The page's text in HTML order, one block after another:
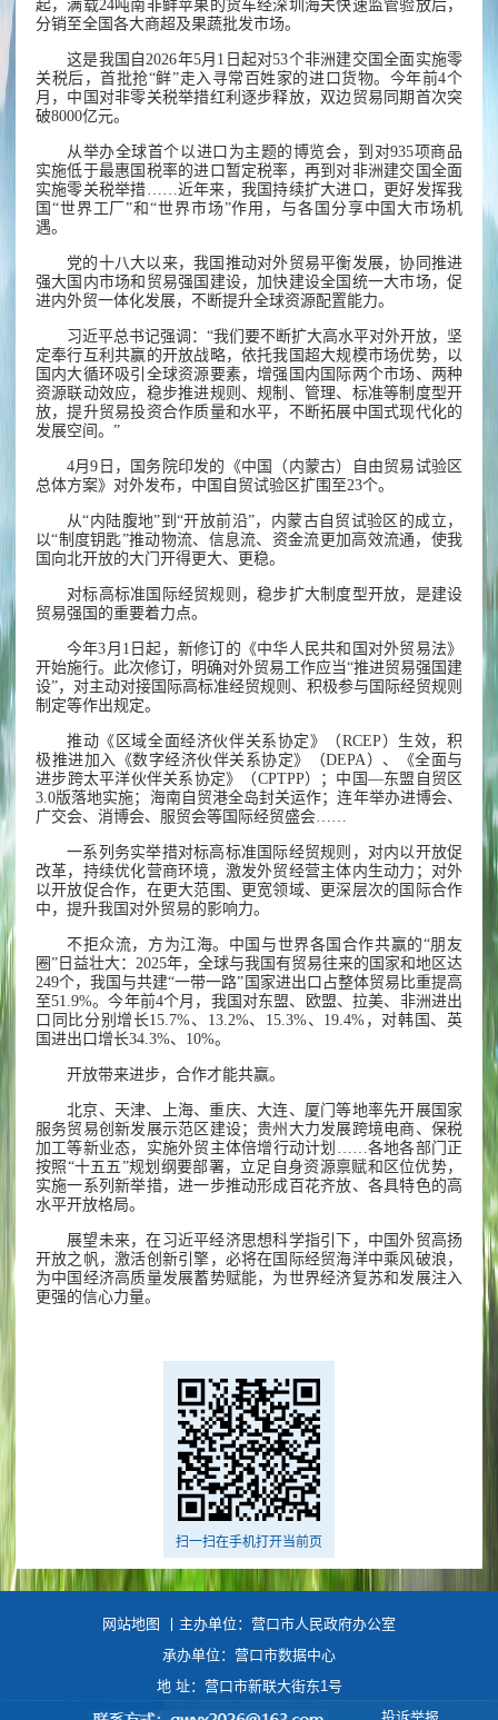
起，满载24吨南非鲜苹果的货车经深圳海关快速监管验放后，
分销至全国各大商超及果蔬批发市场。
这是我国自2026年5月1日起对53个非洲建交国全面实施零
关税后，首批抢“鲜”走入寻常百姓家的进口货物。今年前4个
月，中国对非零关税举措红利逐步释放，双边贸易同期首次突
破8000亿元。
从举办全球首个以进口为主题的博览会，到对935项商品
实施低于最惠国税率的进口暂定税率，再到对非洲建交国全面
实施零关税举措……近年来，我国持续扩大进口，更好发挥我
国“世界工厂”和“世界市场”作用，与各国分享中国大市场机
遇。
党的十八大以来，我国推动对外贸易平衡发展，协同推进
强大国内市场和贸易强国建设，加快建设全国统一大市场，促
进内外贸一体化发展，不断提升全球资源配置能力。
习近平总书记强调：“我们要不断扩大高水平对外开放，坚
定奉行互利共赢的开放战略，依托我国超大规模市场优势，以
国内大循环吸引全球资源要素，增强国内国际两个市场、两种
资源联动效应，稳步推进规则、规制、管理、标准等制度型开
放，提升贸易投资合作质量和水平，不断拓展中国式现代化的
发展空间。”
4月9日，国务院印发的《中国（内蒙古）自由贸易试验区
总体方案》对外发布，中国自贸试验区扩围至23个。
从“内陆腹地”到“开放前沿”，内蒙古自贸试验区的成立，
以“制度钥匙”推动物流、信息流、资金流更加高效流通，使我
国向北开放的大门开得更大、更稳。
对标高标准国际经贸规则，稳步扩大制度型开放，是建设
贸易强国的重要着力点。
今年3月1日起，新修订的《中华人民共和国对外贸易法》
开始施行。此次修订，明确对外贸易工作应当“推进贸易强国建
设”，对主动对接国际高标准经贸规则、积极参与国际经贸规则
制定等作出规定。
推动《区域全面经济伙伴关系协定》（RCEP）生效，积
极推进加入《数字经济伙伴关系协定》（DEPA）、《全面与
进步跨太平洋伙伴关系协定》（CPTPP）；中国—东盟自贸区
3.0版落地实施；海南自贸港全岛封关运作；连年举办进博会、
广交会、消博会、服贸会等国际经贸盛会……
一系列务实举措对标高标准国际经贸规则，对内以开放促
改革，持续优化营商环境，激发外贸经营主体内生动力；对外
以开放促合作，在更大范围、更宽领域、更深层次的国际合作
中，提升我国对外贸易的影响力。
不拒众流，方为江海。中国与世界各国合作共赢的“朋友
圈”日益壮大：2025年，全球与我国有贸易往来的国家和地区达
249个，我国与共建“一带一路”国家进出口占整体贸易比重提高
至51.9%。今年前4个月，我国对东盟、欧盟、拉美、非洲进出
口同比分别增长15.7%、13.2%、15.3%、19.4%，对韩国、英
国进出口增长34.3%、10%。
开放带来进步，合作才能共赢。
北京、天津、上海、重庆、大连、厦门等地率先开展国家
服务贸易创新发展示范区建设；贵州大力发展跨境电商、保税
加工等新业态，实施外贸主体倍增行动计划……各地各部门正
按照“十五五”规划纲要部署，立足自身资源禀赋和区位优势，
实施一系列新举措，进一步推动形成百花齐放、各具特色的高
水平开放格局。
展望未来，在习近平经济思想科学指引下，中国外贸高扬
开放之帆，激活创新引擎，必将在国际经贸海洋中乘风破浪，
为中国经济高质量发展蓄势赋能，为世界经济复苏和发展注入
更强的信心力量。
扫一扫在手机打开当前页
网站地图
丨主办单位：营口市人民政府办公室
承办单位：营口市数据中心
地 址：营口市新联大街东1号